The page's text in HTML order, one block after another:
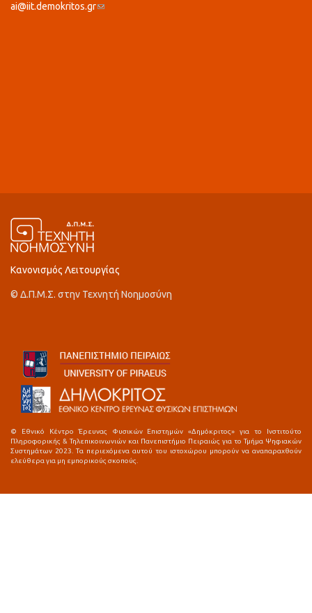
ai@iit.demokritos.gr(link sends e-mail)
Κανονισμός Λειτουργίας
© Δ.Π.Μ.Σ. στην Τεχνητή Νοημοσύνη
© Εθνικό Κέντρο Έρευνας Φυσικών Επιστημών «Δημόκριτος» για το Ινστιτούτο
Πληροφορικής & Τηλεπικοινωνιών και Πανεπιστήμιο Πειραιώς για το Τμήμα Ψηφιακών
Συστημάτων 2023. Τα περιεχόμενα αυτού του ιστοχώρου μπορούν να αναπαραχθούν
ελεύθερα για μη εμπορικούς σκοπούς.